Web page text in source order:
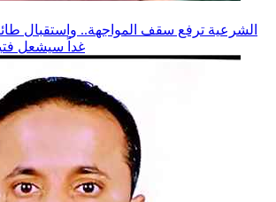
الشرعية ترفع سقف المواجهة.. واستقبال
غداً سيشعل